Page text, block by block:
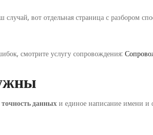
вот отдельная страница с разбором
смотрите услугу сопровождения:
точность данных и единое написание имени и